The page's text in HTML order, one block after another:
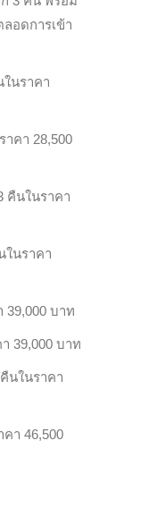
อดการเข้า
ในราคา
าคา 28,500
คืนในราคา
ในราคา
39,000 บาท
39,000 บาท
นในราคา
คา 46,500